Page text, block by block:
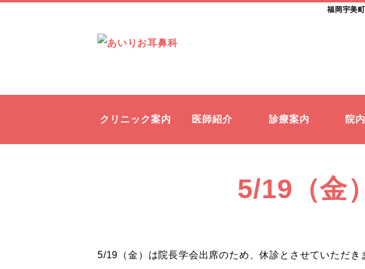
福岡宇美
クリニック案内 医師紹介 診療案内 院
5/19（金
5/19（金）は院長学会出席のため、休診とさせていただき